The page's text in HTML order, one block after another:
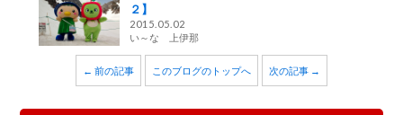
２】
2015.05.02
い～な 上伊那
← 前の記事 このブログのトップへ 次の記事 →